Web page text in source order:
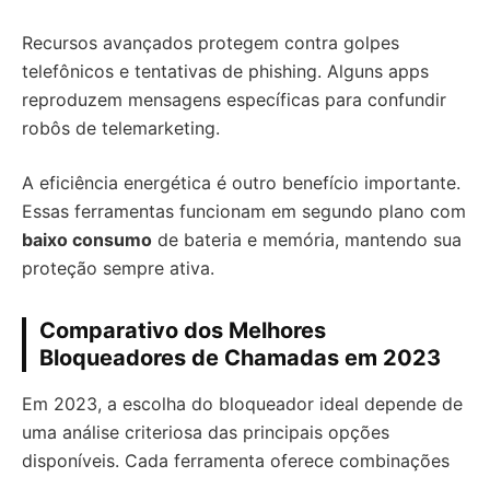
Recursos avançados protegem contra golpes
telefônicos e tentativas de phishing. Alguns apps
reproduzem mensagens específicas para confundir
robôs de telemarketing.
A eficiência energética é outro benefício importante.
Essas ferramentas funcionam em segundo plano com
baixo consumo de bateria e memória, mantendo sua
proteção sempre ativa.
Comparativo dos Melhores
Bloqueadores de Chamadas em 2023
Em 2023, a escolha do bloqueador ideal depende de
uma análise criteriosa das principais opções
disponíveis. Cada ferramenta oferece combinações